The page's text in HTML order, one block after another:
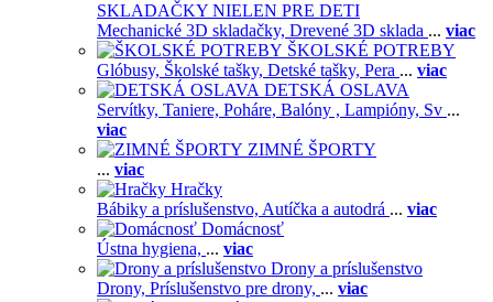
SKLADAČKY NIELEN PRE DETI
Mechanické 3D skladačky, Drevené 3D sklada ... viac
ŠKOLSKÉ POTREBY
Glóbusy, Školské tašky, Detské tašky, Pera ... viac
DETSKÁ OSLAVA
Servítky, Taniere, Poháre, Balóny , Lampióny, Sv ...
viac
ZIMNÉ ŠPORTY
... viac
Hračky
Bábiky a príslušenstvo, Autíčka a autodrá ... viac
Domácnosť
Ústna hygiena, ... viac
Drony a príslušenstvo
Drony, Príslušenstvo pre drony, ... viac